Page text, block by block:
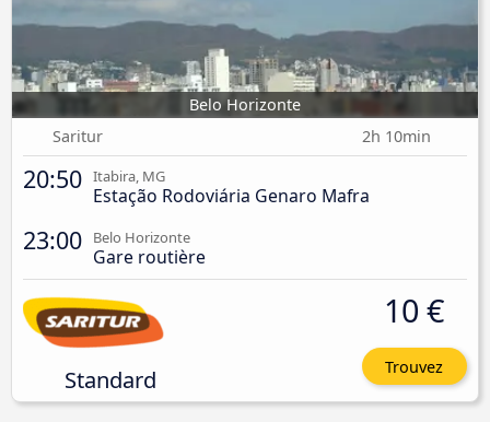
Belo Horizonte
Saritur
2h 10min
20:50 Itabira, MG
Estação Rodoviária Genaro Mafra
23:00 Belo Horizonte
Gare routière
Standard
10 €
Trouvez